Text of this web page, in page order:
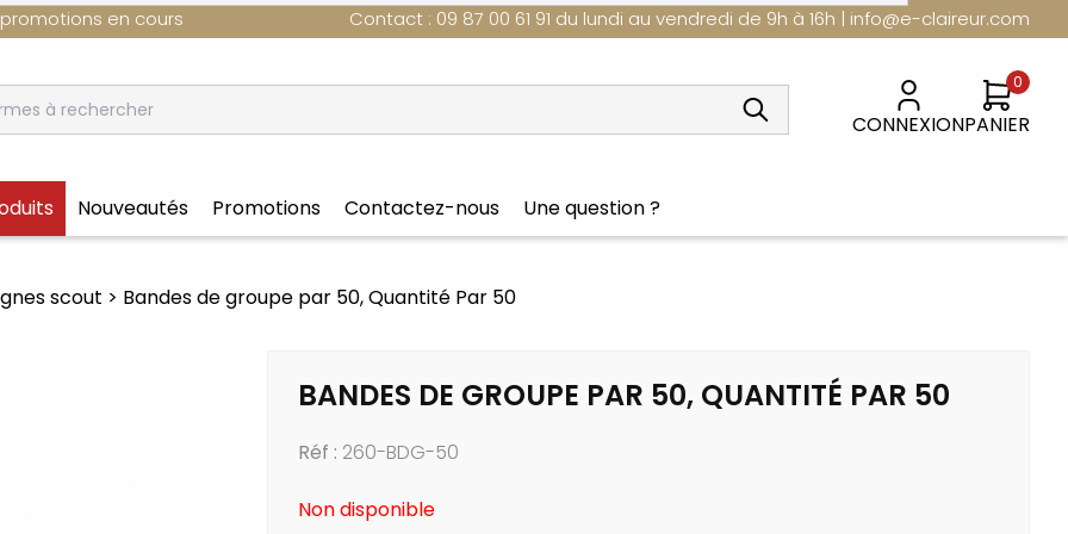
en cours Contact : 09 87 00 61 91 du lundi au vendredi de 9h à 16h | info@e-claireur.com
CONNEXION
0
PANIER
scoute Insignes scout
Louveteau & Louvette
Foulard scout
Insignes métal
Nouveautés Promotions Contactez-nous Une question ?
scout Bandes de groupe par 50, Quantité Par 50
BANDES DE GROUPE PAR 50, QUANTITÉ PAR 50
Réf : 260-BDG-50
Non disponible